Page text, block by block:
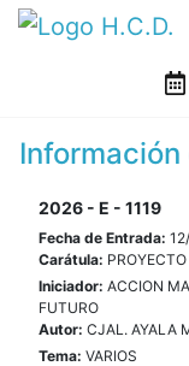
2026 - E - 1119
Fecha de Entrada:
Carátula:
Iniciador: ACCION
FUTURO
Autor: CJAL. AYALA
Tema: VARIOS